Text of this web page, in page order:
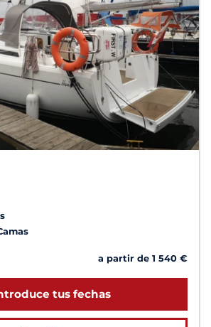
a partir de 1 540 €
tus fechas